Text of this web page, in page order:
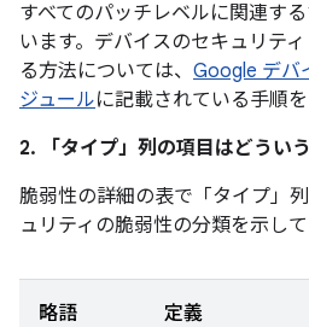
すべてのパッチレベルに関連す
います。デバイスのセキュリテ
る方法については、 Google デバ
ジュールに記載されている手順を
2. 「タイプ」 列の項目はどうい
脆弱性の詳細の表で「タイプ」
ュリティの脆弱性の分類を示して
略語 定義